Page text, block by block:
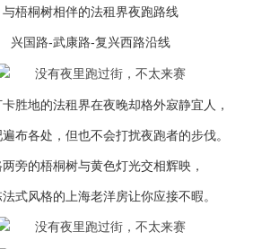
与梧桐树相伴的法租界夜跑路线
兴国路-武康路-复兴西路沿线
胜地的法租界在夜晚却格外寂静宜人，
布各处，但也不会打扰夜跑者的步伐。
旁的梧桐树与黄色灯光交相辉映，
式风格的上海老洋房让你应接不暇。